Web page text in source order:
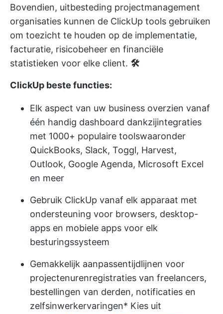
Bovendien, uitbesteding projectmanagement
organisaties kunnen de ClickUp tools gebruiken
om toezicht te houden op de implementatie,
facturatie, risicobeheer en financiële
statistieken voor elke client. 🛠️
ClickUp beste functies:
Elk aspect van uw business overzien vanaf
één handig dashboard dankzijintegraties
met 1000+ populaire toolswaaronder
QuickBooks, Slack, Toggl, Harvest,
Outlook, Google Agenda, Microsoft Excel
en meer
Gebruik ClickUp vanaf elk apparaat met
ondersteuning voor browsers, desktop-
apps en mobiele apps voor elk
besturingssysteem
Gemakkelijk aanpassentijdlijnen voor
projectenurenregistraties van freelancers,
bestellingen van derden, notificaties en
zelfsinwerkervaringen* Kies uit